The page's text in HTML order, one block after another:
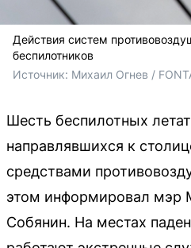
Действия систем
беспилотников
Источник: Михаил Огнев /
Шесть беспилотных
направлявшихся к
средствами
этом информировал мэр
Собянин. На местах